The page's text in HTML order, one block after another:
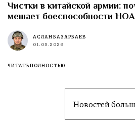
Чистки в китайской армии:
мешает боеспособности
АСЛАН БАЗАРБАЕВ
01.05.2026
ЧИТАТЬ ПОЛНОСТЬЮ
Новостей